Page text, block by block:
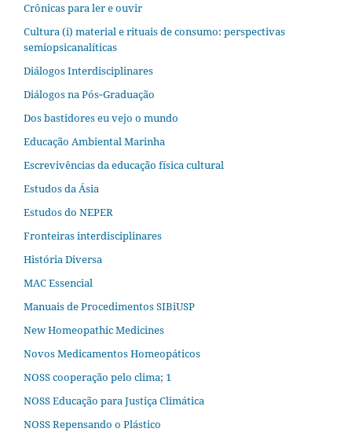
Crônicas para ler e ouvir
Cultura (i) material e rituais de consumo: perspectivas
semiopsicanalíticas
Diálogos Interdisciplinares
Diálogos na Pós‐Graduação
Dos bastidores eu vejo o mundo
Educação Ambiental Marinha
Escrevivências da educação física cultural
Estudos da Ásia​
Estudos do NEPER
Fronteiras interdisciplinares
História Diversa
MAC Essencial
Manuais de Procedimentos SIBiUSP
New Homeopathic Medicines
Novos Medicamentos Homeopáticos
NOSS cooperação pelo clima; 1
NOSS Educação para Justiça Climática
NOSS Repensando o Plástico